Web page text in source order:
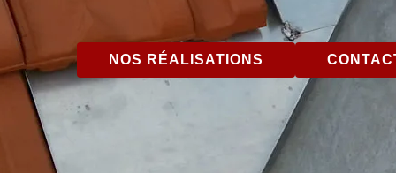
NOS RÉALISATIONS